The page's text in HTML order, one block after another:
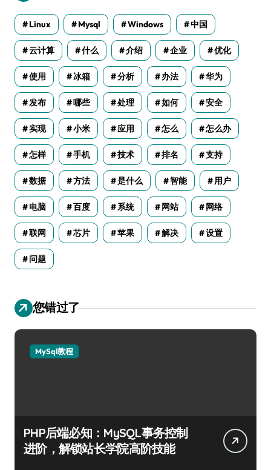
Linux Mysql Windows 中国
云计算 什么 介绍 企业 优化
使用 冰箱 分析 办法 华为
发布 哪些 处理 如何 安全
实现 小米 应用 怎么 怎么办
怎样 手机 技术 排名 支持
数据 方法 是什么 智能 用户
电脑 百度 系统 网站 网络
联网 芯片 苹果 解决 设置
问题
您错过了
MySql教程
PHP后端必知：MySQL事务控制
进阶，解锁站长学院高阶技能